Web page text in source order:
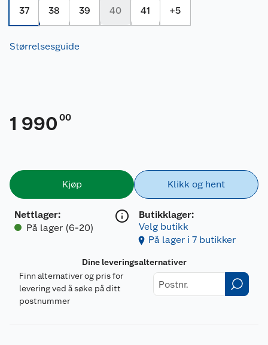
37 38 39 40 41 +5
Størrelsesguide
1 990 00
Kjøp
Nettlager:
På lager (6-20)
Klikk og hent
Butikklager:
Velg butikk
På lager i 7 butikker
Dine leveringsalternativer
Finn alternativer og pris for
levering ved å søke på ditt
postnummer